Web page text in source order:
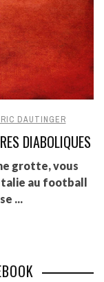
DAUTINGER
DIABOLIQUES
grotte, vous
au football
...